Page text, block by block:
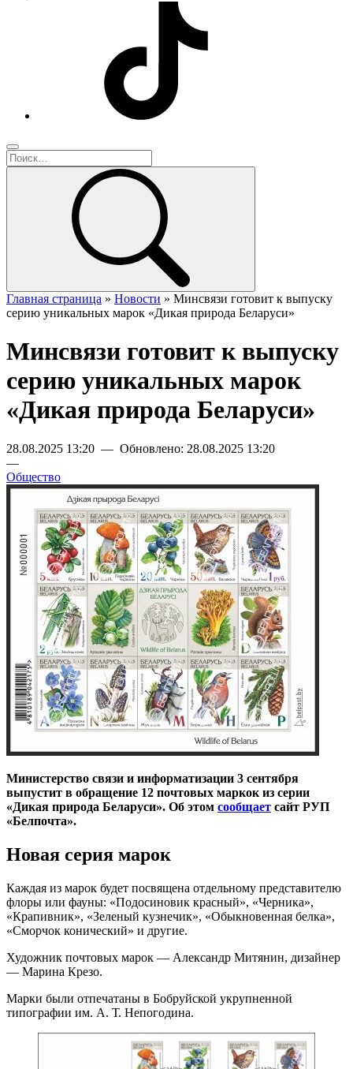
Главная страница » Новости » Минсвязи готовит к выпуску
серию уникальных марок «Дикая природа Беларуси»
Минсвязи готовит к выпуску
серию уникальных марок
«Дикая природа Беларуси»
28.08.2025 13:20 — Обновлено: 28.08.2025 13:20
—
Общество
Министерство связи и информатизации 3 сентября
выпустит в обращение 12 почтовых маркок из серии
«Дикая природа Беларуси». Об этом сообщает сайт РУП
«Белпочта».
Новая серия марок
Каждая из марок будет посвящена отдельному представителю
флоры или фауны: «Подосиновик красный», «Черника»,
«Крапивник», «Зеленый кузнечик», «Обыкновенная белка»,
«Сморчок конический» и другие.
Художник почтовых марок — Александр Митянин, дизайнер
— Марина Крезо.
Марки были отпечатаны в Бобруйской укрупненной
типографии им. А. Т. Непогодина.